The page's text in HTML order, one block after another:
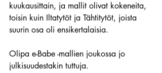
kuukausittain, ja mallit olivat kokeneita,
toisin kuin Iltatytöt ja Tähtitytöt, joista
suurin osa oli ensikertalaisia.
Olipa e-Babe -mallien joukossa jo
julkisuudestakin tuttuja.